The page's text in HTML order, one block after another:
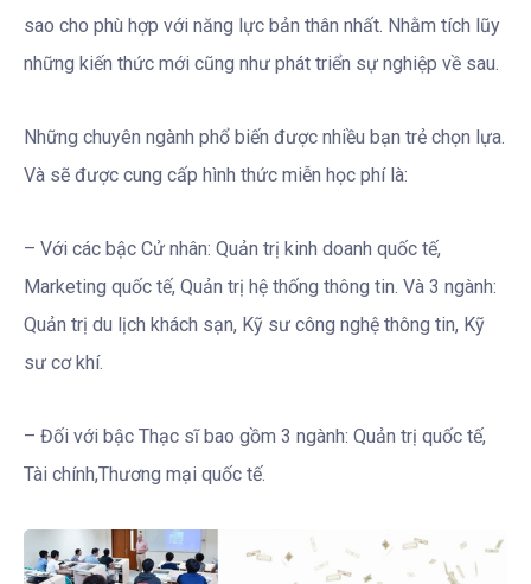
sao cho phù hợp với năng lực bản thân nhất. Nhằm tích lũy
những kiến thức mới cũng như phát triển sự nghiệp về sau.
Những chuyên ngành phổ biến được nhiều bạn trẻ chọn lựa.
Và sẽ được cung cấp hình thức miễn học phí là:
– Với các bậc Cử nhân: Quản trị kinh doanh quốc tế,
Marketing quốc tế, Quản trị hệ thống thông tin. Và 3 ngành:
Quản trị du lịch khách sạn, Kỹ sư công nghệ thông tin, Kỹ
sư cơ khí.
– Đối với bậc Thạc sĩ bao gồm 3 ngành: Quản trị quốc tế,
Tài chính,Thương mại quốc tế.